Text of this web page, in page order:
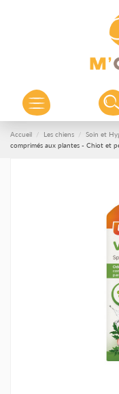
Accueil Les chiens Soin et
comprimés aux plantes - Chiot et